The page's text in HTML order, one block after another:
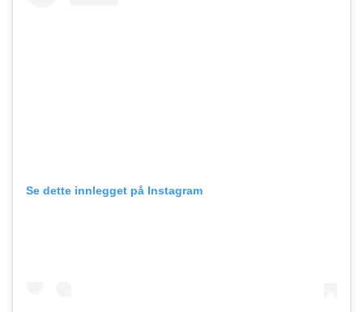
Se dette innlegget på Instagram